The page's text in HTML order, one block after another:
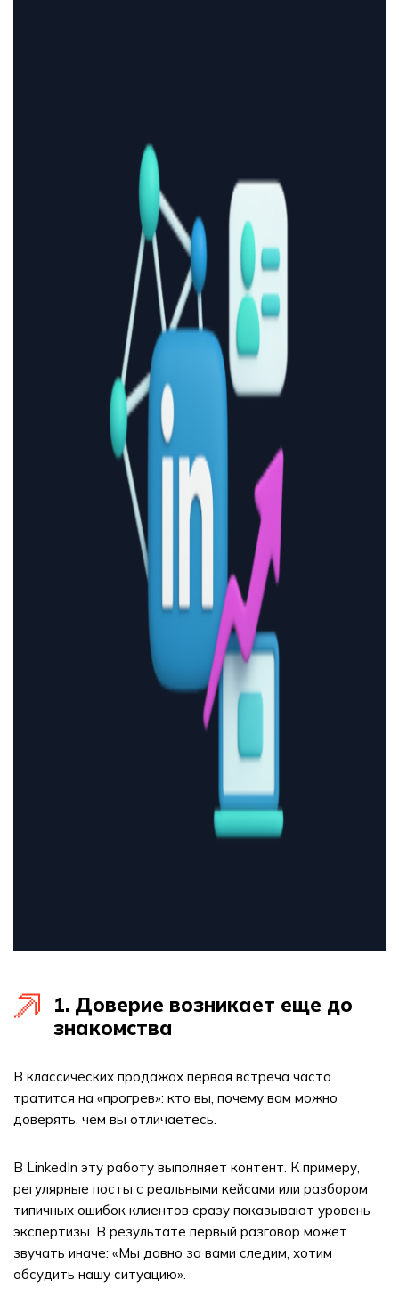
1. Доверие возникает еще до
знакомства
В классических продажах первая встреча часто
тратится на «прогрев»: кто вы, почему вам можно
доверять, чем вы отличаетесь.
В LinkedIn эту работу выполняет контент. К примеру,
регулярные посты с реальными кейсами или разбором
типичных ошибок клиентов сразу показывают уровень
экспертизы. В результате первый разговор может
звучать иначе: «Мы давно за вами следим, хотим
обсудить нашу ситуацию».